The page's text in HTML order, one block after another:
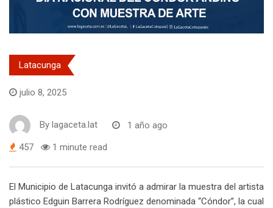
Latacunga
julio 8, 2025
By lagaceta.lat 1 año ago
457 1 minute read
El Municipio de Latacunga invitó a admirar la muestra del artista
plástico Edguin Barrera Rodríguez denominada “Cóndor”, la cual